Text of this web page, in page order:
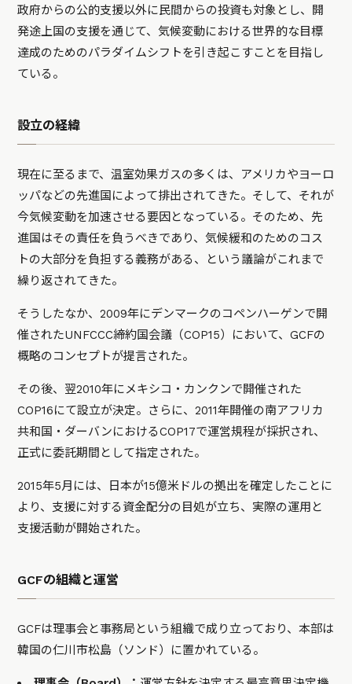
政府からの公的支援以外に民間からの投資も対象とし、開
発途上国の支援を通じて、気候変動における世界的な目標
達成のためのパラダイムシフトを引き起こすことを目指し
ている。
設立の経緯
現在に至るまで、温室効果ガスの多くは、アメリカやヨーロ
ッパなどの先進国によって排出されてきた。そして、それが
今気候変動を加速させる要因となっている。そのため、先
進国はその責任を負うべきであり、気候緩和のためのコス
トの大部分を負担する義務がある、という議論がこれまで
繰り返されてきた。
そうしたなか、2009年にデンマークのコペンハーゲンで開
催されたUNFCCC締約国会議（COP15）において、GCFの
概略のコンセプトが提言された。
その後、翌2010年にメキシコ・カンクンで開催された
COP16にて設立が決定。さらに、2011年開催の南アフリカ
共和国・ダーバンにおけるCOP17で運営規程が採択され、
正式に委託期間として指定された。
2015年5月には、日本が15億米ドルの拠出を確定したことに
より、支援に対する資金配分の目処が立ち、実際の運用と
支援活動が開始された。
GCFの組織と運営
GCFは理事会と事務局という組織で成り立っており、本部は
韓国の仁川市松島（ソンド）に置かれている。